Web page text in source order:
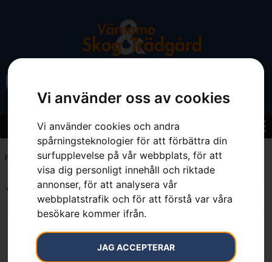
Vi använder oss av cookies
Vi använder cookies och andra
spårningsteknologier för att förbättra din
surfupplevelse på vår webbplats, för att
visa dig personligt innehåll och riktade
annonser, för att analysera vår
webbplatstrafik och för att förstå var våra
besökare kommer ifrån.
JAG ACCEPTERAR
Hem 70 %
Visar alla 2 resultat